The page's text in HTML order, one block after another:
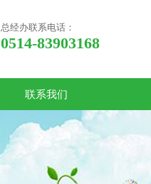
总经办联系电话：
0514-83903168
联系我们